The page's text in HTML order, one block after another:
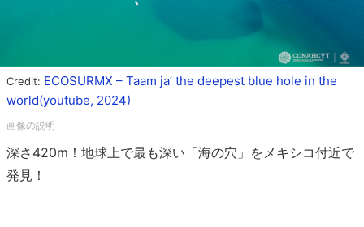
Credit: ECOSURMX – Taam ja’ the deepest blue hole in the
world(youtube, 2024)
深さ420m！地球上で最も深い「海の穴」をメキシコ付近で
発見！